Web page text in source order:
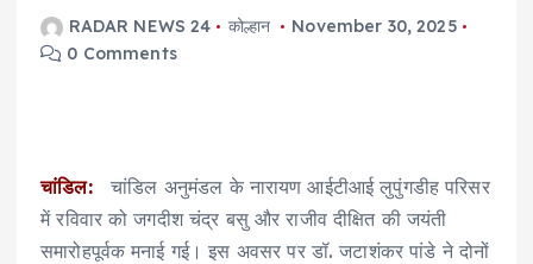
RADAR NEWS 24 कोल्हान
November 30, 2025
0 Comments
चांडिल:
चांडिल अनुमंडल के नारायण आईटीआई लुपुंगडीह परिसर
में रविवार को जगदीश चंद्र बसु और राजीव दीक्षित की जयंती
समारोहपूर्वक मनाई गई। इस अवसर पर डॉ. जटाशंकर पांडे ने दोनों